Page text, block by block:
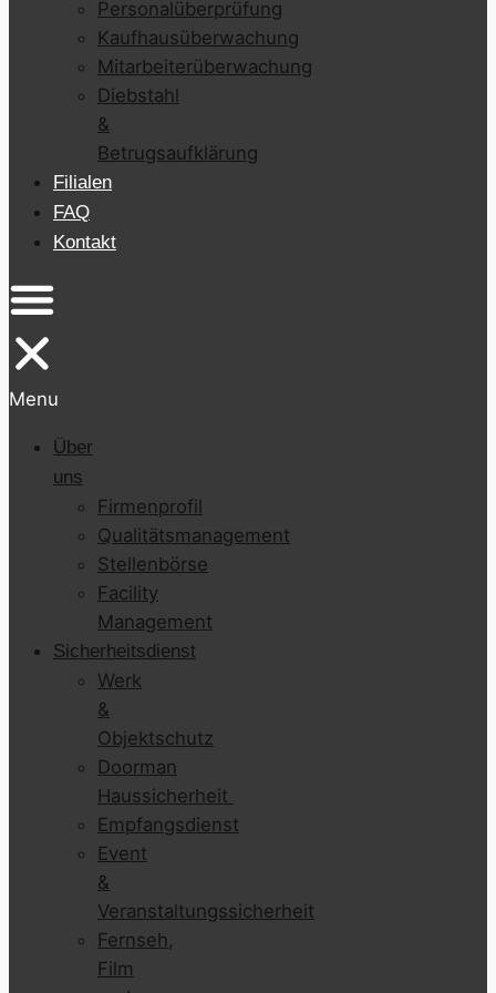
Personalüberprüfung
Kaufhausüberwachung
Mitarbeiterüberwachung
Diebstahl
&
Betrugsaufklärung
Filialen
FAQ
Kontakt
Menu
Über
uns
Firmenprofil
Qualitätsmanagement
Stellenbörse
Facility
Management
Sicherheitsdienst
Werk
&
Objektschutz
Doorman
Haussicherheit
Empfangsdienst
Event
&
Veranstaltungssicherheit
Fernseh,
Film